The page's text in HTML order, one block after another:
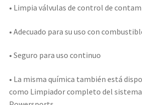
• Limpia válvulas de control de
• Adecuado para su uso con
• Seguro para uso continuo
• La misma química también está
como Limpiador completo del